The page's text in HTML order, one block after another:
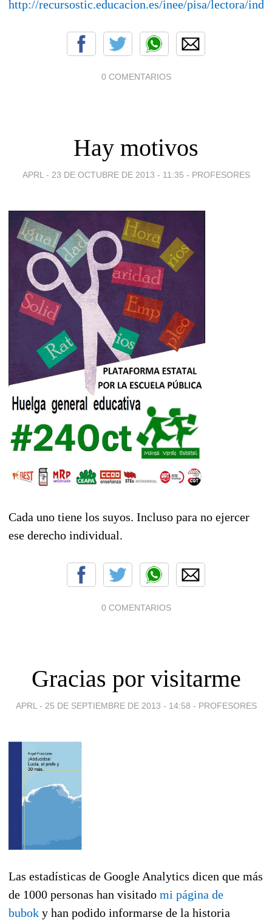
http://recursostic.educacion.es/inee/pisa/lectora/
0 COMENTARIOS
Hay motivos
APRL - 23 DE OCTUBRE DE 2013 - 11:35 - PROFESORES
Cada uno tiene los suyos. Incluso para no ejercer
ese derecho individual.
0 COMENTARIOS
Gracias por visitarme
APRL - 25 DE SEPTIEMBRE DE 2013 - 14:58 - PROFESORES
Las estadísticas de Google Analytics dicen que más
de 1000 personas han visitado mi página de
bubok y han podido informarse de la historia